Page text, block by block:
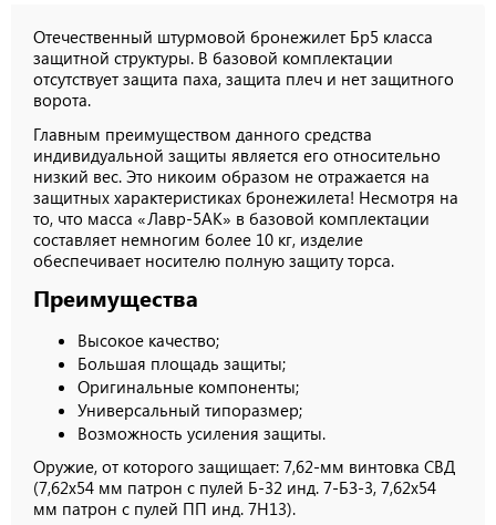
Отечественный штурмовой бронежилет Бр5 класса
защитной структуры. В базовой комплектации
отсутствует защита паха, защита плеч и нет защитного
ворота.
Главным преимуществом данного средства
индивидуальной защиты является его относительно
низкий вес. Это никоим образом не отражается на
защитных характеристиках бронежилета! Несмотря на
то, что масса «Лавр-5АК» в базовой комплектации
составляет немногим более 10 кг, изделие
обеспечивает носителю полную защиту торса.
Преимущества
Высокое качество;
Большая площадь защиты;
Оригинальные компоненты;
Универсальный типоразмер;
Возможность усиления защиты.
Оружие, от которого защищает: 7,62-мм винтовка СВД
(7,62х54 мм патрон с пулей Б-32 инд. 7-БЗ-3, 7,62х54
мм патрон с пулей ПП инд. 7Н13).